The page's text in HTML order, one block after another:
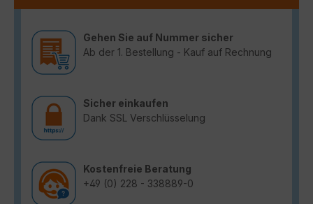
Gehen Sie auf Nummer sicher
Ab der 1. Bestellung - Kauf auf Rechnung
Sicher einkaufen
Dank SSL Verschlüsselung
Kostenfreie Beratung
+49 (0) 228 - 338889-0